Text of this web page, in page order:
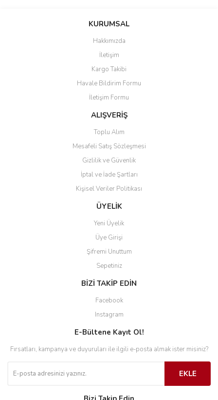
Ürün fiyatı diğer sitelerden daha pahalı.
Bu ürüne benzer farklı alternatifler olmalı.
KURUMSAL
Hakkımızda
İletişim
Kargo Takibi
Havale Bildirim Formu
İletişim Formu
ALIŞVERİŞ
Toplu Alım
Mesafeli Satış Sözleşmesi
Gizlilik ve Güvenlik
İptal ve İade Şartları
Kişisel Veriler Politikası
ÜYELİK
Yeni Üyelik
Üye Girişi
Şifremi Unuttum
Sepetiniz
BİZİ TAKİP EDİN
Facebook
Instagram
E-Bültene Kayıt Ol!
Fırsatları, kampanya ve duyuruları ile ilgili e-posta almak ister misiniz?
EKLE